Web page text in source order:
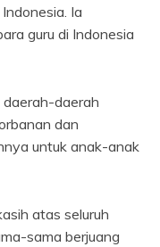
Ia
guru di Indonesia
daerah-daerah
dan
untuk anak-anak
atas seluruh
sama berjuang